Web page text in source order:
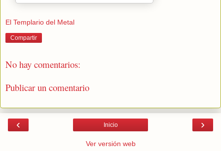
El Templario del Metal
Compartir
No hay comentarios:
Publicar un comentario
‹ ›
Inicio
Ver versión web